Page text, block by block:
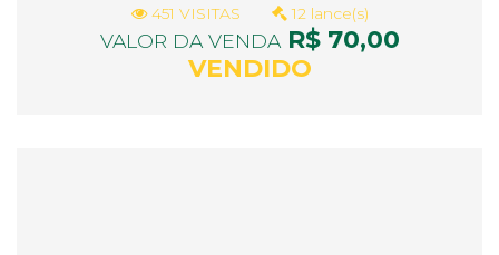
451 VISITAS 12 lance(s)
VALOR DA VENDAR$ 70,00
VENDIDO